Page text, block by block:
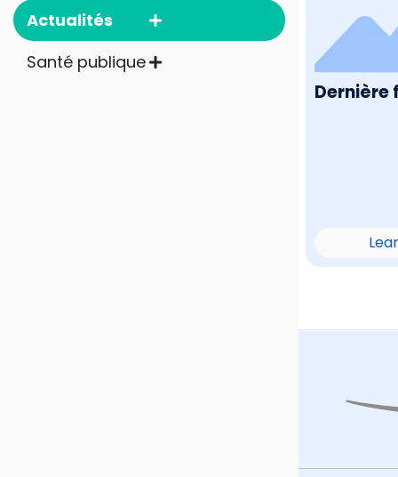
Actualités
Santé publique
Dernière